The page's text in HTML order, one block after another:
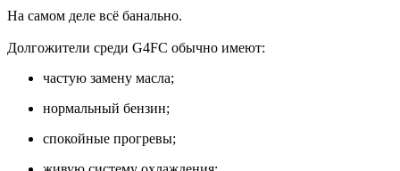
На самом деле всё банально.
Долгожители среди G4FC обычно имеют:
частую замену масла;
нормальный бензин;
спокойные прогревы;